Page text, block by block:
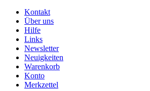
Kontakt
Über uns
Hilfe
Links
Newsletter
Neuigkeiten
Warenkorb
Konto
Merkzettel